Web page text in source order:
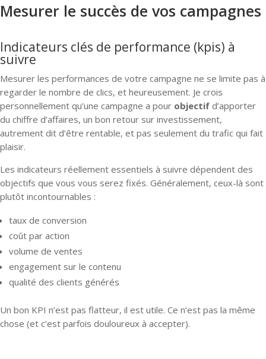
Mesurer le succès de vos campagnes
Indicateurs clés de performance (kpis) à
suivre
Mesurer les performances de votre campagne ne se limite pas à
regarder le nombre de clics, et heureusement. Je crois
personnellement qu’une campagne a pour objectif d’apporter
du chiffre d’affaires, un bon retour sur investissement,
autrement dit d’être rentable, et pas seulement du trafic qui fait
plaisir.
Les indicateurs réellement essentiels à suivre dépendent des
objectifs que vous vous serez fixés. Généralement, ceux-là sont
plutôt incontournables :
taux de conversion
coût par action
volume de ventes
engagement sur le contenu
qualité des clients générés
Un bon KPI n’est pas flatteur, il est utile. Ce n’est pas la même
chose (et c’est parfois douloureux à accepter).